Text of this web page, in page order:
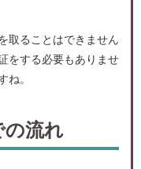
取ることはできません
をする必要もありませ
ね。
の流れ